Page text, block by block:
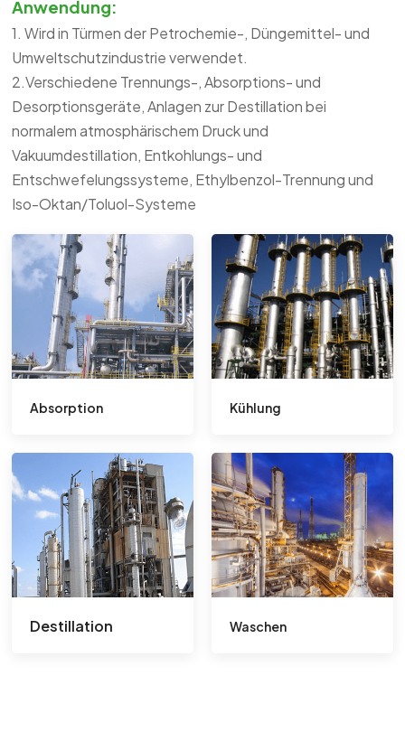
Anwendung:
1. Wird in Türmen der Petrochemie-, Düngemittel- und
Umweltschutzindustrie verwendet.
2.Verschiedene Trennungs-, Absorptions- und
Desorptionsgeräte, Anlagen zur Destillation bei
normalem atmosphärischem Druck und
Vakuumdestillation, Entkohlungs- und
Entschwefelungssysteme, Ethylbenzol-Trennung und
Iso-Oktan/Toluol-Systeme
Absorption Kühlung
Destillation Waschen